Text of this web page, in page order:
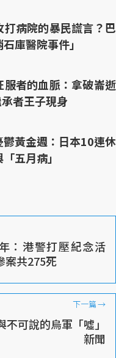
打病院的暴民謊言？巴
庫醫院事件」
服者的血脈：拿破崙逝
者王子現身
黃金週：日本10連休
五月病」
：港警打壓紀念活
案共275死
下一篇→
可說的烏軍「噓」
新聞